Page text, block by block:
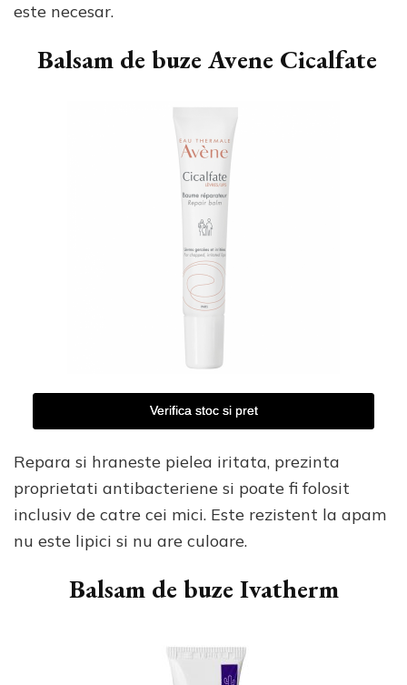
este necesar.
Balsam de buze Avene Cicalfate
Verifica stoc si pret
Repara si hraneste pielea iritata, prezinta
proprietati antibacteriene si poate fi folosit
inclusiv de catre cei mici. Este rezistent la apam
nu este lipici si nu are culoare.
Balsam de buze Ivatherm